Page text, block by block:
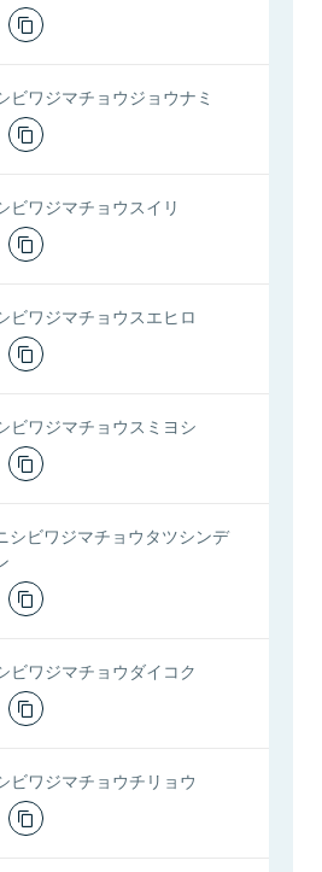
ビワジマチョウジョウナミ
ビワジマチョウスイリ
ビワジマチョウスエヒロ
ビワジマチョウスミヨシ
シビワジマチョウタツシンデ
ビワジマチョウダイコク
ビワジマチョウチリョウ